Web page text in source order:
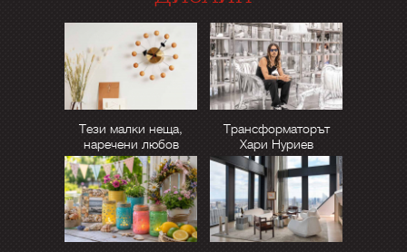
Тези малки неща,
наречени любов
Трансформаторът
Хари Нуриев